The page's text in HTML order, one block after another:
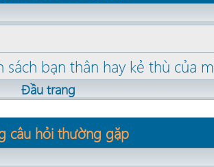
bạn thân hay kẻ thù của
Đầu trang
câu hỏi thường gặp